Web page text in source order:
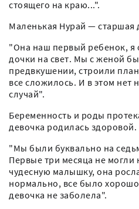
стоящего на краю...".
Маленькая Нурай — старшая
"Она наш первый ребенок, я
дочки на свет. Мы с женой
предвкушении, строили
все сложилось. И в этом нет
случай".
Беременность и роды
девочка родилась здоровой.
"Мы были буквально на
Первые три месяца не могли
чудесную малышку, она
нормально, все было
девочка не заболела".